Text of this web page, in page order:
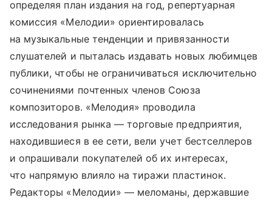
определяя план издания на год, репертуарная
комиссия «Мелодии» ориентировалась
на музыкальные тенденции и привязанности
слушателей и пыталась издавать новых любимцев
публики, чтобы не ограничиваться исключительно
сочинениями почтенных членов Союза
композиторов. «Мелодия» проводила
исследования рынка — торговые предприятия,
находившиеся в ее сети, вели учет бестселлеров
и опрашивали покупателей об их интересах,
что напрямую влияло на тиражи пластинок.
Редакторы «Мелодии» — меломаны, державшие